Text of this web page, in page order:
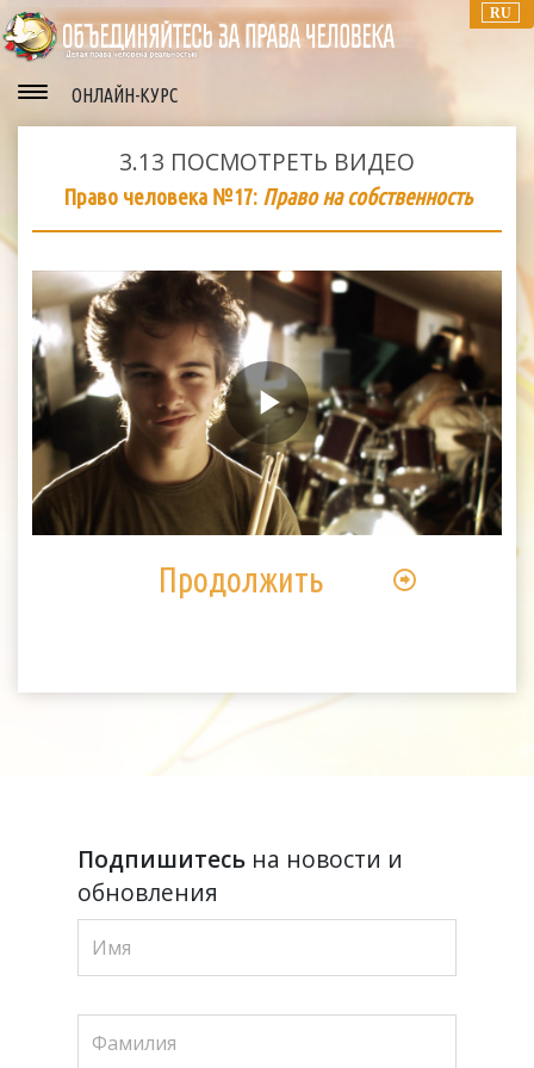
RU
ОНЛАЙН-КУРС
3.13 ПОСМОТРЕТЬ ВИДЕО
Право человека №17: Право на собственность
Play
Video
Продолжить
Подпишитесьна новости и
обновления